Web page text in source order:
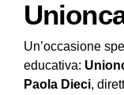
Un’occasione
educativa:
Paola Dieci,